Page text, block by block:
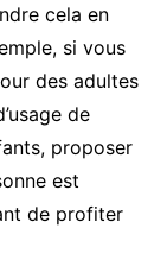
cela en
si vous
des adultes
de
proposer
est
de profiter